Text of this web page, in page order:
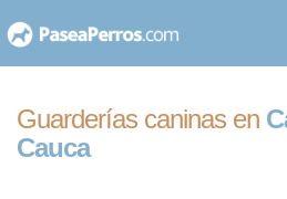
al
Guarderías caninas en
Cauca